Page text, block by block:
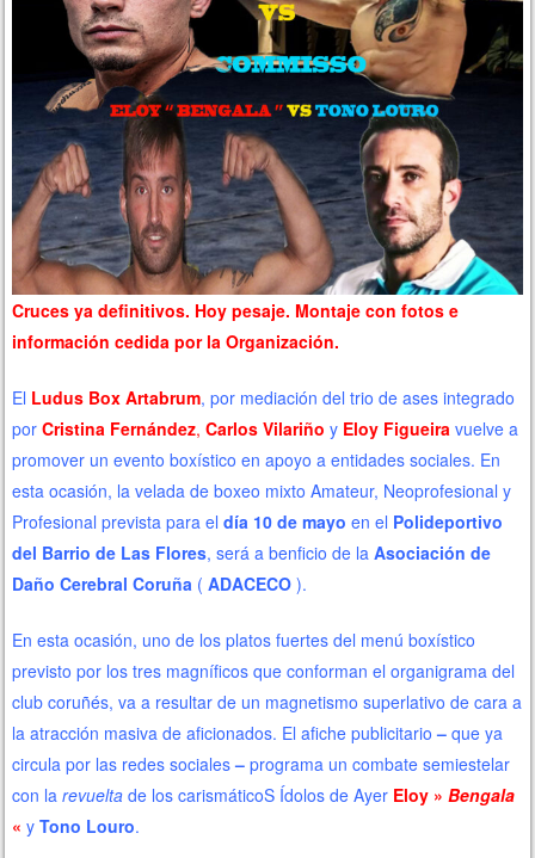
Cruces ya definitivos. Hoy pesaje. Montaje con fotos e
información cedida por la Organización.
El Ludus Box Artabrum, por mediación del trio de ases integrado
porCristina Fernández,Carlos Vilariño y Eloy Figueira vuelve a
promover un evento boxístico en apoyo a entidades sociales. En
esta ocasión, la velada de boxeo mixto Amateur, Neoprofesional y
Profesional prevista para eldía 10 de mayo en el Polideportivo
del Barrio de Las Flores, será a benficio de laAsociación de
Daño Cerebral Coruña (ADACECO ).
En esta ocasión, uno de los platos fuertes del menú boxístico
previsto por los tres magníficos que conforman el organigrama del
club coruñés, va a resultar de un magnetismo superlativo de cara a
la atracción masiva de aficionados. El afiche publicitario– que ya
circula por las redes sociales– programa un combate semiestelar
con larevuelta de los carismáticoS Ídolos de Ayer Eloy »Bengala
« yTono Louro.